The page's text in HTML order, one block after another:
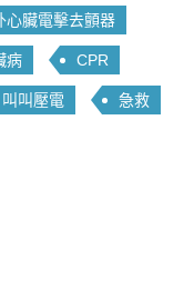
心臟電擊去顫器
病 CPR
叫叫壓電 急救